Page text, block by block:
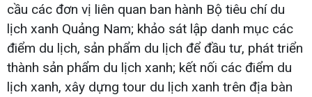
cầu các đơn vị liên quan ban hành Bộ tiêu chí du
lịch xanh Quảng Nam; khảo sát lập danh mục các
điểm du lịch, sản phẩm du lịch để đầu tư, phát triển
thành sản phẩm du lịch xanh; kết nối các điểm du
lịch xanh, xây dựng tour du lịch xanh trên địa bàn